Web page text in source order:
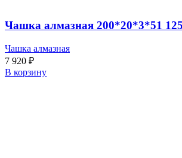
Чашка алмазная 200*20*3*51
Чашка алмазная
7 920 ₽
В корзину